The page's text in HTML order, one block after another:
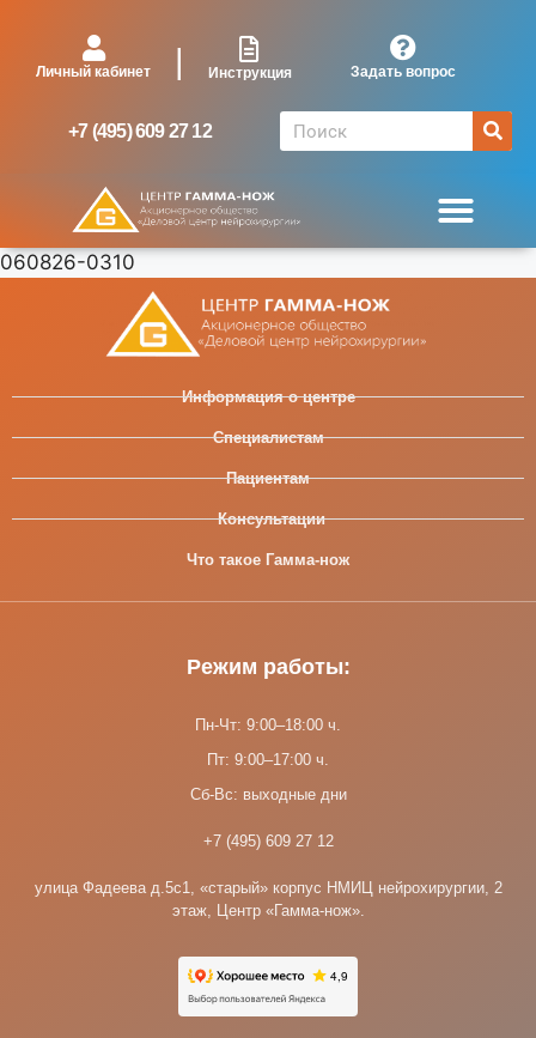
Личный кабинет | Инструкция Задать вопрос
+7 (495) 609 27 12
060826-0310
Информация о центре
Специалистам
Пациентам
Консультации
Что такое Гамма-нож
Режим работы:
Пн-Чт: 9:00–18:00 ч.
Пт: 9:00–17:00 ч.
Сб-Вс: выходные дни
+7 (495) 609 27 12
улица Фадеева д.5с1, «старый» корпус НМИЦ нейрохирургии, 2
этаж, Центр «Гамма-нож».